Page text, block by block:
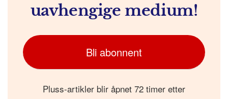
uavhengige medium!
Bli abonnent
Pluss-artikler blir åpnet 72 timer etter